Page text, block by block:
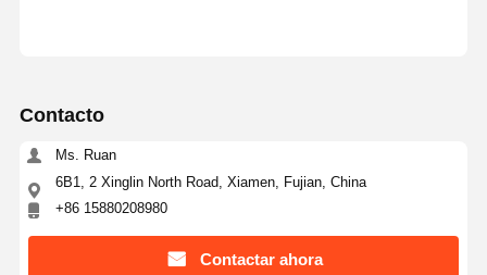
Contacto
Ms. Ruan
6B1, 2 Xinglin North Road, Xiamen, Fujian, China
+86 15880208980
Contactar ahora